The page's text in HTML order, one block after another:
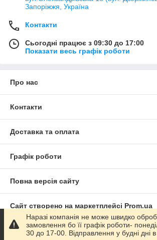
Запоріжжя, Україна
Контакти
Сьогодні працює з 09:30 до 17:00
Показати весь графік роботи
Про нас
Контакти
Доставка та оплата
Графік роботи
Повна версія сайту
Сайт створено на маркетплейсі Prom.ua
Політика конфіденційності
Наразі компанія не може швидко
замовлення бо її графік роботи-
30 до 17-00. Відправлення у будні дні